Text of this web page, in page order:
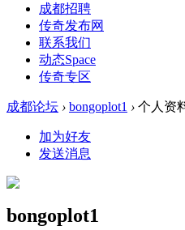
成都招聘
传奇发布网
联系我们
动态Space
传奇专区
成都论坛 › bongoplot1 › 个人资
加为好友
发送消息
bongoplot1